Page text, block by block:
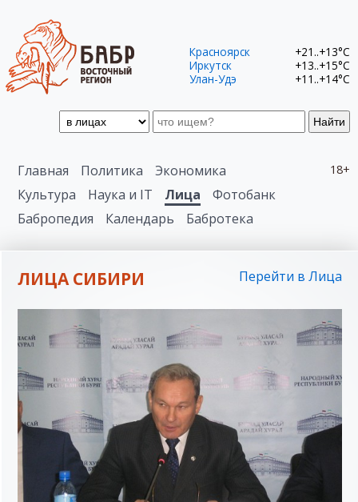
Найти
Красноярск
+21..+13°C
Иркутск
+13..+15°C
Улан-Удэ
+11..+14°C
18+
Главная Политика
Экономика
Культура
Наука и IT Лица
Фотобанк
Бабропедия
Календарь Бабротека
ЛИЦА СИБИРИ Перейти в Лица